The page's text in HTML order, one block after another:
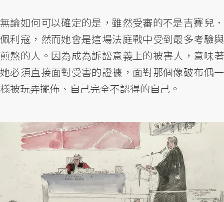
無論如何可以確定的是，雖然受審的不是吉賽兒．
佩利寇，然而她會是這場法庭戰中受到最多考驗與
煎熬的人。因為成為訴訟意義上的被害人，意味著
她必須直接面對受害的證據，面對那個像破布偶一
樣被玩弄擺佈、自己完全不認得的自己。